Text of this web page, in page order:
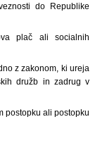
do Republike
plač ali socialnih
z zakonom, ki ureja
družb in zadrug v
postopku ali postopku